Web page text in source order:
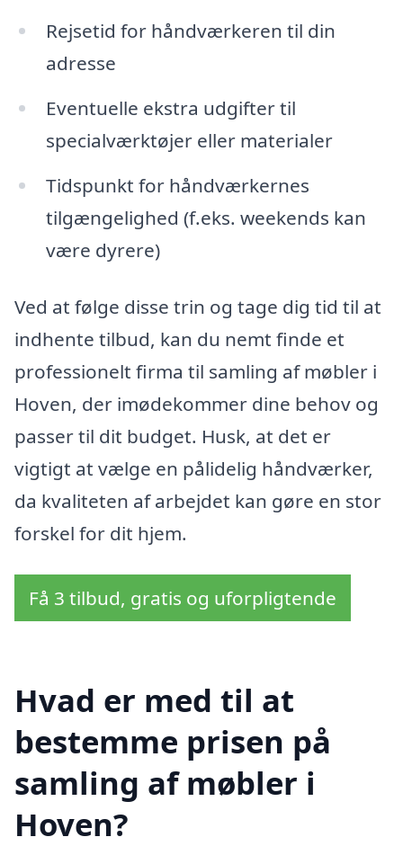
Rejsetid for håndværkeren til din
adresse
Eventuelle ekstra udgifter til
specialværktøjer eller materialer
Tidspunkt for håndværkernes
tilgængelighed (f.eks. weekends kan
være dyrere)
Ved at følge disse trin og tage dig tid til at
indhente tilbud, kan du nemt finde et
professionelt firma til samling af møbler i
Hoven, der imødekommer dine behov og
passer til dit budget. Husk, at det er
vigtigt at vælge en pålidelig håndværker,
da kvaliteten af arbejdet kan gøre en stor
forskel for dit hjem.
Få 3 tilbud, gratis og uforpligtende
Hvad er med til at
bestemme prisen på
samling af møbler i
Hoven?